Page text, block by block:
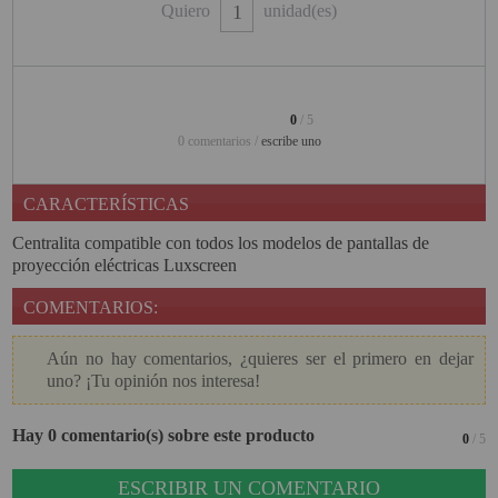
PIZARRAS INTERACTIVAS
PROYECTOR CON TDT
PROYECTOR CON WIFI
PROYECTOR DE LED
PROYECTOR DE TIRO
ULTRA CORTO
PROYECTOR PARA CINE EN
EDUCACION
Quiero unidad(es)
0 / 5
0 comentarios / escribe uno
CARACTERÍSTICAS
Centralita compatible con todos los modelos de pantallas de
proyección eléctricas Luxscreen
COMENTARIOS:
Aún no hay comentarios, ¿quieres ser el primero en dejar
uno? ¡Tu opinión nos interesa!
Hay 0 comentario(s) sobre este producto 0/ 5
ESCRIBIR UN COMENTARIO